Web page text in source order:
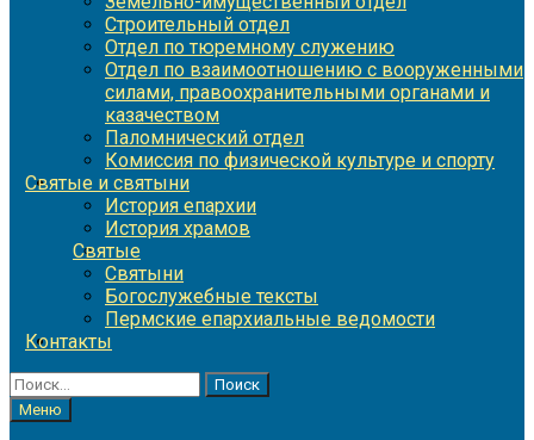
Строительный отдел
Отдел по тюремному служению
Отдел по взаимоотношению с вооруженными
силами, правоохранительными органами и
казачеством
Паломнический отдел
Комиссия по физической культуре и спорту
Святые и святыни
История епархии
История храмов
Святые
Святыни
Богослужебные тексты
Пермские епархиальные ведомости
Контакты
Найти:
Меню